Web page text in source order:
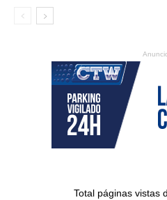
Total páginas vistas